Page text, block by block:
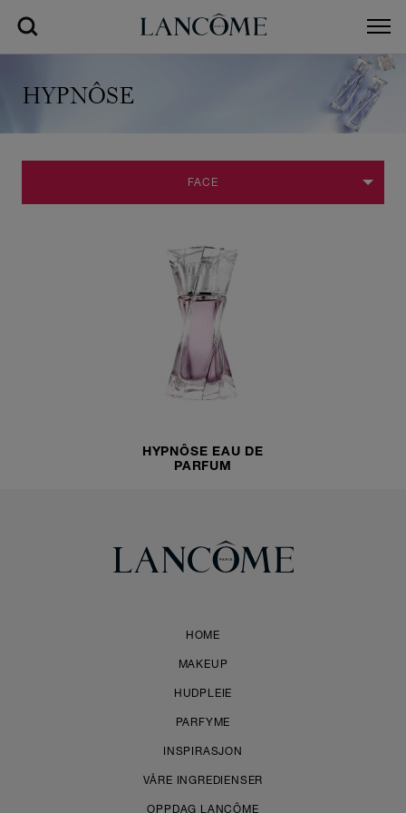
HYPNÔSE
FACE
HYPNÔSE EAU DE
PARFUM
HOME
MAKEUP
HUDPLEIE
PARFYME
INSPIRASJON
VÅRE INGREDIENSER
OPPDAG LANCÔME